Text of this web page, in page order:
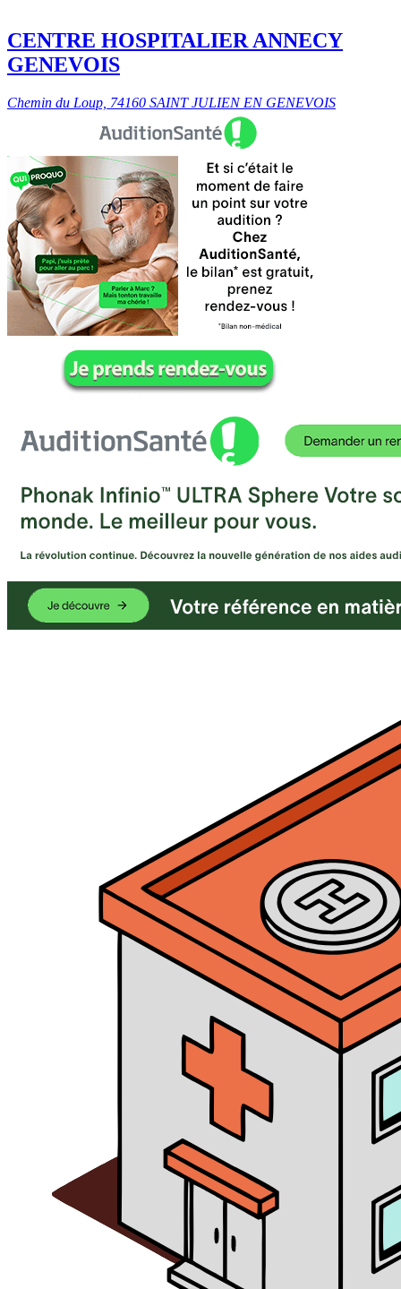
CENTRE HOSPITALIER ANNECY
GENEVOIS
Chemin du Loup, 74160 SAINT JULIEN EN GENEVOIS